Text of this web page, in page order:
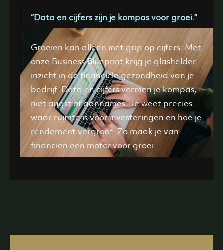
“Data en cijfers zijn je kompas voor groei.”
Groeien kan alleen met grip op cijfers. Met
onze BusinessBlueprint krijg je glashelder
inzicht in de financiële gezondheid van je
bedrijf. Data en cijfers vormen je kompas,
niet angst of aannames. Je weet precies
waar ruimte is voor investeringen en hoe je
rendement vergroot. Zo maak je van
financiën een motor voor groei.